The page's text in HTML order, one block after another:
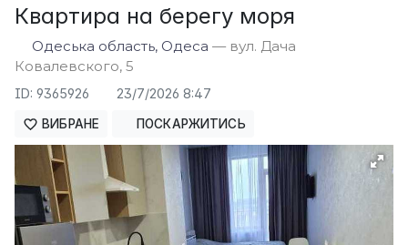
Квартира на берегу моря
Одеська область, Одеса — вул. Дача
Ковалевского, 5
ID: 9365926 23/7/2026 8:47
ВИБРАНЕ ПОСКАРЖИТИСЬ